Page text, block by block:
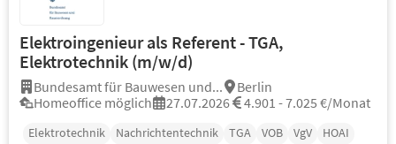
Elektroingenieur als Referent - TGA,
Elektrotechnik (m/w/d)
Bundesamt für Bauwesen und...
Berlin
Homeoffice möglich
27.07.2026 4.901 - 7.025 €/Monat
Elektrotechnik Nachrichtentechnik TGA VOB VgV
HOAI